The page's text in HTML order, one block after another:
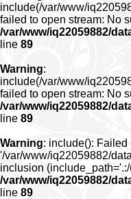
include(/var/www/
failed to open stream: No
/var/www/iq22059882/
line 89
Warning:
include(/var/www/
failed to open stream: No
/var/www/iq22059882/
line 89
Warning: include(): Failed
'/var/www/iq22059882/
inclusion
/var/www/iq22059882/
line 89